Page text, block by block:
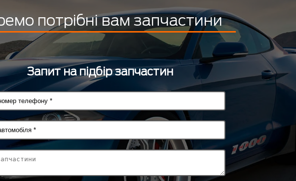
потрібні вам запчастини
Запит на підбір запчастин